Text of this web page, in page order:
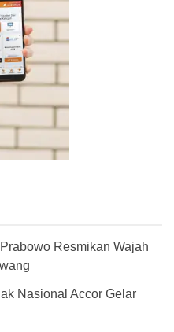
Resmikan Wajah
Nasional Accor Gelar